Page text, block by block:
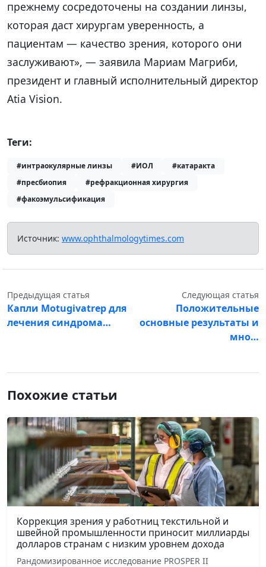
прежнему сосредоточены на создании линзы,
которая даст хирургам уверенность, а
пациентам — качество зрения, которого они
заслуживают», — заявила Мариам Магриби,
президент и главный исполнительный директор
Atia Vision.
Теги:
#интраокулярные линзы #ИОЛ
#катаракта
#пресбиопия
#рефракционная хирургия
#факоэмульсификация
Источник: www.ophthalmologytimes.com
Предыдущая статья
Капли Motugivatrep для
лечения синдрома…
Следующая статья
Положительные
основные результаты и
мно…
Похожие статьи
Коррекция зрения у работниц текстильной и
швейной промышленности приносит миллиарды
долларов странам с низким уровнем дохода
Рандомизированное исследование PROSPER II